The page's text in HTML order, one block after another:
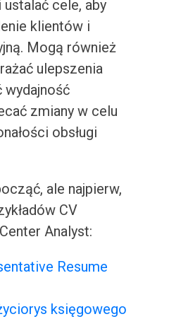
cele, aby
klientów i
Mogą również
ulepszenia
wydajność
zmiany w celu
obsługi
ale najpierw,
CV
Analyst:
Resume
księgowego